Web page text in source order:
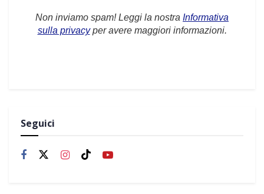
Non inviamo spam! Leggi la nostra Informativa
sulla privacyper avere maggiori informazioni.
Seguici